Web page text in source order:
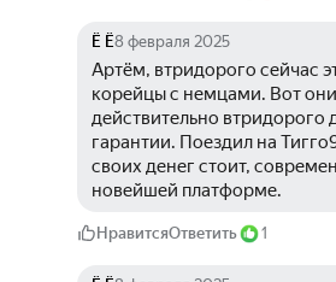
Ё Ё8 февраля 2025
Артём, втридорого сейчас
корейцы с немцами. Вот они
действительно втридорого
гарантии. Поездил на
своих денег стоит,
новейшей платформе.
НравитсяОтветить 1